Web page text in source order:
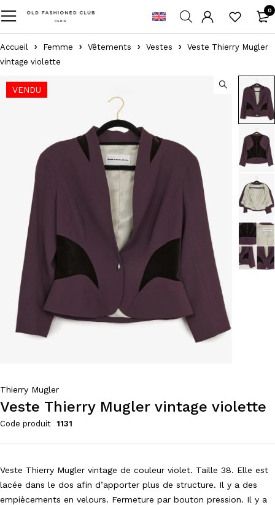
0
Accueil Femme Vêtements Vestes
Veste Thierry Mugler
vintage violette
VENDU
Thierry Mugler
Veste Thierry Mugler vintage violette
Code produit 1131
Veste Thierry Mugler vintage de couleur violet. Taille 38. Elle est
lacée dans le dos afin d’apporter plus de structure. Il y a des
empiècements en velours. Fermeture par bouton pression. Il y a